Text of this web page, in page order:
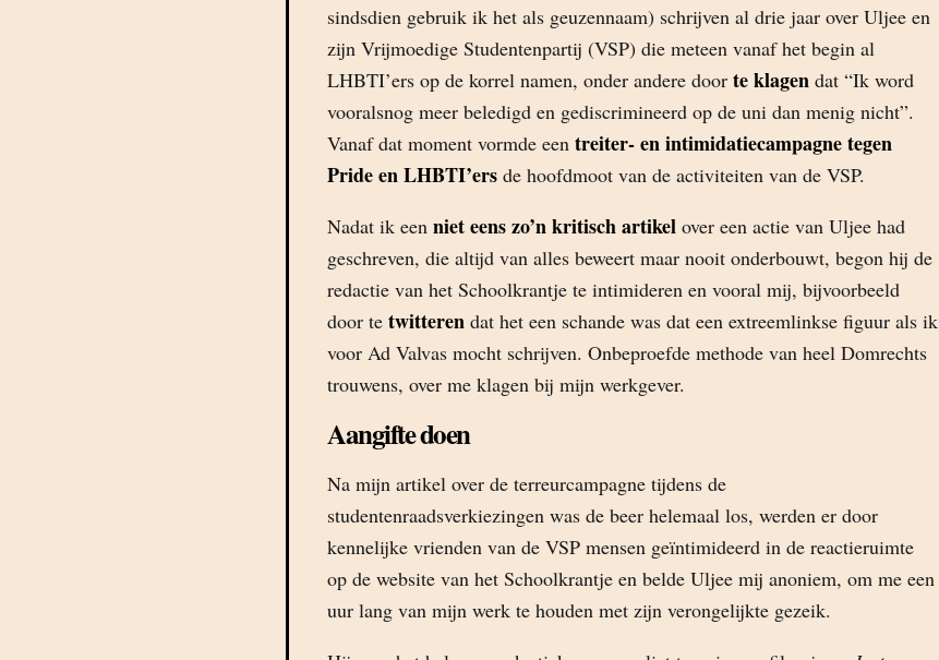
sindsdien gebruik ik het als geuzennaam) schrijven al drie jaar over Uljee en
zijn Vrijmoedige Studentenpartij (VSP) die meteen vanaf het begin al
LHBTI’ers op de korrel namen, onder andere door te klagen dat “Ik word
vooralsnog meer beledigd en gediscrimineerd op de uni dan menig nicht”.
Vanaf dat moment vormde een treiter- en intimidatiecampagne tegen
Pride en LHBTI’ers de hoofdmoot van de activiteiten van de VSP.
Nadat ik een niet eens zo’n kritisch artikel over een actie van Uljee had
geschreven, die altijd van alles beweert maar nooit onderbouwt, begon hij de
redactie van het Schoolkrantje te intimideren en vooral mij, bijvoorbeeld
door te twitteren dat het een schande was dat een extreemlinkse figuur als ik
voor Ad Valvas mocht schrijven. Onbeproefde methode van heel Domrechts
trouwens, over me klagen bij mijn werkgever.
Aangifte doen
Na mijn artikel over de terreurcampagne tijdens de
studentenraadsverkiezingen was de beer helemaal los, werden er door
kennelijke vrienden van de VSP mensen geïntimideerd in de reactieruimte
op de website van het Schoolkrantje en belde Uljee mij anoniem, om me een
uur lang van mijn werk te houden met zijn verongelijkte gezeik.